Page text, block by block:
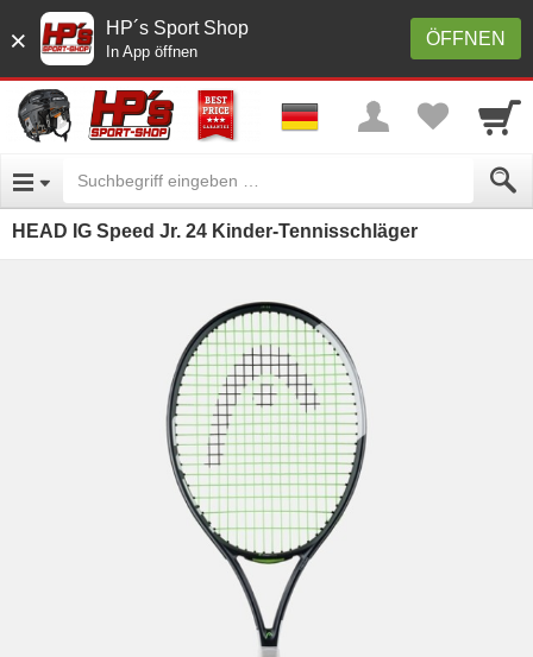
× ÖFFNEN
HP´s Sport Shop
In App öffnen
HEAD IG Speed Jr. 24 Kinder-Tennisschläger